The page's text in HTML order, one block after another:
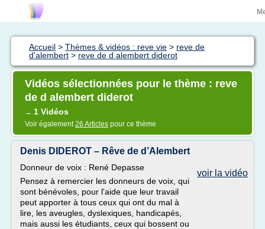
Accueil > Thèmes & vidéos : reve vie > reve de
d'alembert > reve de d alembert diderot
Vidéos sélectionnées pour le thème : reve
de d alembert diderot
→ 1 Vidéos
Voir également26 Articles pour ce thème
Denis DIDEROT – Rêve de d’Alembert
voir la vidéo
Donneur de voix : René Depasse
Pensez à remercier les donneurs de voix, qui
sont bénévoles, pour l'aide que leur travail
peut apporter à tous ceux qui ont du mal à
lire, les aveugles, dyslexiques, handicapés,
mais aussi les étudiants, ceux qui bossent ou